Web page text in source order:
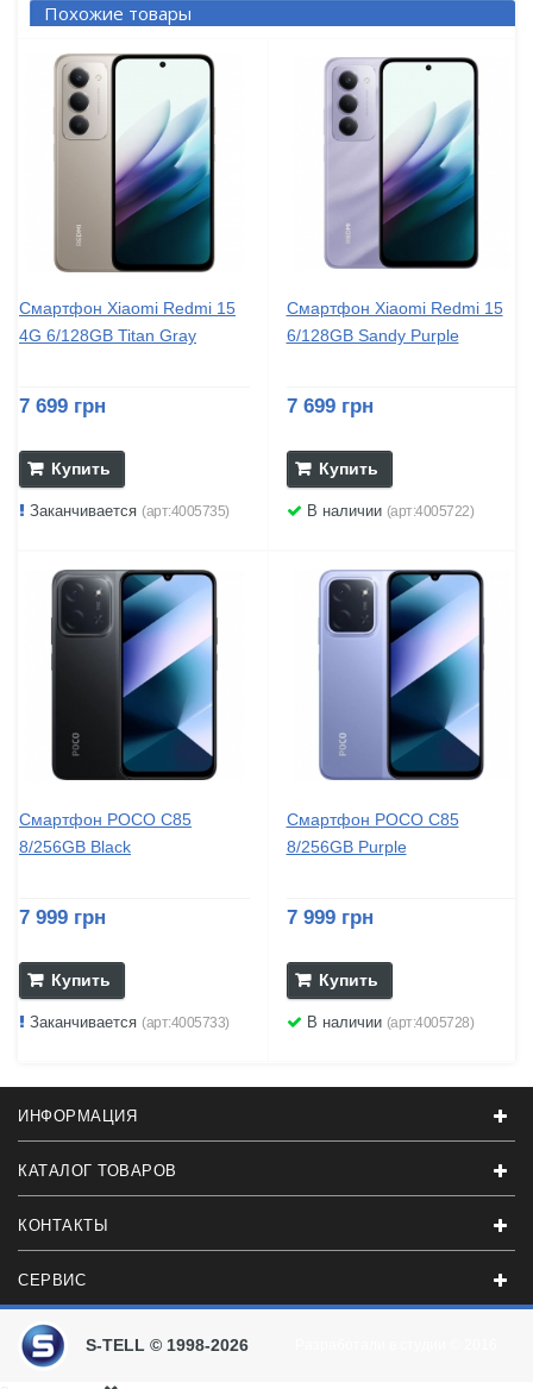
Похожие товары
Смартфон Xiaomi Redmi 15
4G 6/128GB Titan Gray
7 699 грн
Купить
Заканчивается (арт:4005735)
Смартфон Xiaomi Redmi 15
6/128GB Sandy Purple
7 699 грн
Купить
В наличии (арт:4005722)
Смартфон POCO C85
8/256GB Black
7 999 грн
Купить
Заканчивается (арт:4005733)
Смартфон POCO C85
8/256GB Purple
7 999 грн
Купить
В наличии (арт:4005728)
ИНФОРМАЦИЯ
КАТАЛОГ ТОВАРОВ
КОНТАКТЫ
СЕРВИС
S-TELL © 1998-2026